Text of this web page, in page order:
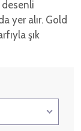
desenli
yer alır. Gold
şık